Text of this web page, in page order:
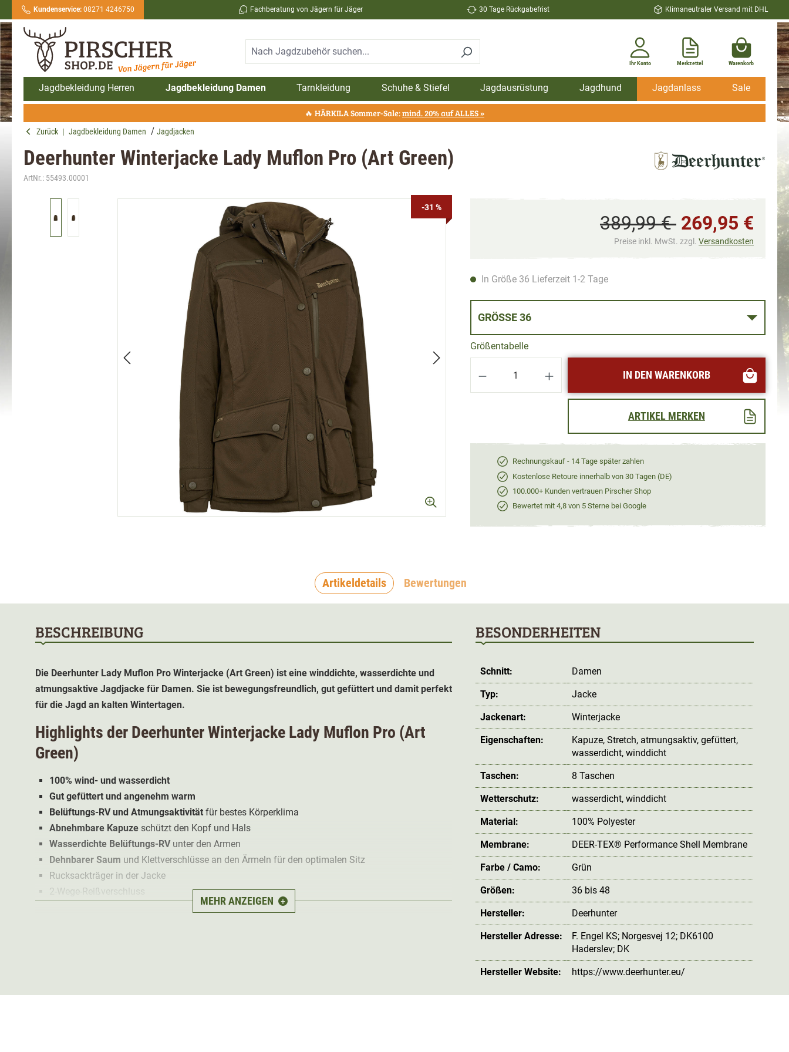
Zur Hauptnavigation springen
Kundenservice:08271 4246750 Fachberatung von Jägern für Jäger 30 Tage Rückgabefrist Klimaneutraler Versand mit DHL
Ihr Konto Merkzettel Warenkorb
Jagdbekleidung Herren Jagdbekleidung Damen Tarnkleidung Schuhe & Stiefel Jagdausrüstung Jagdhund Jagdanlass Sale
🔥 HÄRKILA Sommer-Sale:mind. 20% auf ALLES »
Zurück | Jagdbekleidung Damen Jagdjacken
Deerhunter Winterjacke Lady Muflon Pro (Art Green)
ArtNr.: 55493.00001
-31 %
389,99 € 269,95 €
Preise inkl. MwSt. zzgl. Versandkosten
In Größe 36 Lieferzeit 1-2 Tage
GRÖSSE 36
Größentabelle
Produkt Anzahl: Gib den gewünschten Wert ein
IN DEN WARENKORB
ARTIKEL MERKEN
Rechnungskauf - 14 Tage später zahlen
Kostenlose Retoure innerhalb von 30 Tagen (DE)
100.000+ Kunden vertrauen Pirscher Shop
Bewertet mit 4,8 von 5 Sterne bei Google
Artikeldetails Bewertungen
BESCHREIBUNG
Die Deerhunter Lady Muflon Pro Winterjacke (Art Green) ist eine winddichte, wasserdichte und
atmungsaktive Jagdjacke für Damen. Sie ist bewegungsfreundlich, gut gefüttert und damit perfekt
für die Jagd an kalten Wintertagen.
Highlights der DeerhunterWinterjacke Lady Muflon Pro (Art
Green)
100% wind- und wasserdicht
Gut gefüttert und angenehm warm
Belüftungs-RV und Atmungsaktivität für bestes Körperklima
Abnehmbare Kapuze schützt den Kopf und Hals
Wasserdichte Belüftungs-RVunter den Armen
Dehnbarer Saum und Klettverschlüsse an den Ärmeln für den optimalen Sitz
Rucksackträger in der Jacke
2-Wege-Reißverschluss
2 Bauchtaschen mit Klappen und zusätzliche Reißverschlusstasche
angenehm wärmendfür kalte Winterjagdtage. Die vielseitige Jacke ist100% wind- und wasserdicht,
MEHR ANZEIGEN +
BESONDERHEITEN
Schnitt: Damen
Typ: Jacke
Jackenart: Winterjacke
Eigenschaften: Kapuze, Stretch, atmungsaktiv, gefüttert,
wasserdicht, winddicht
Taschen: 8 Taschen
Wetterschutz: wasserdicht, winddicht
Material: 100% Polyester
Membrane: DEER-TEX® Performance Shell Membrane
Farbe / Camo: Grün
Größen: 36 bis 48
Hersteller: Deerhunter
Hersteller Adresse:
F. Engel KS; Norgesvej 12; DK6100
Haderslev; DK
Hersteller Website: https://www.deerhunter.eu/